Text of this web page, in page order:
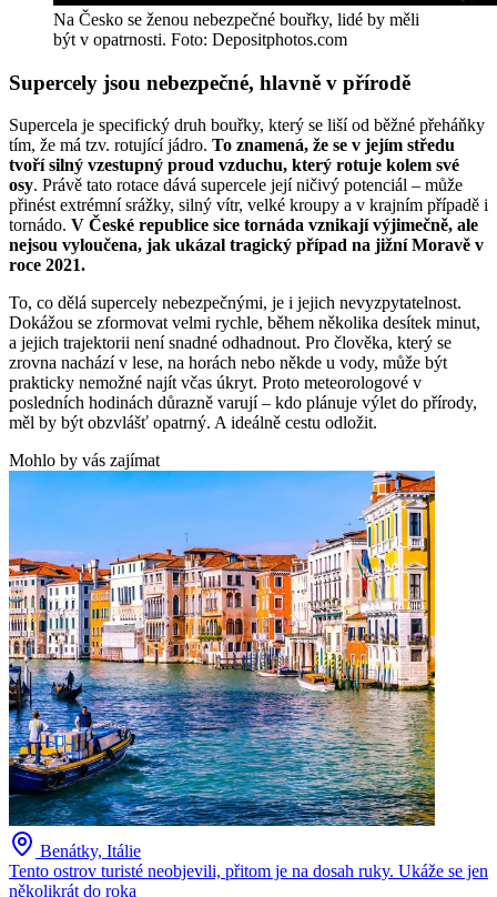
Na Česko se ženou nebezpečné bouřky, lidé by měli
být v opatrnosti. Foto: Depositphotos.com
Supercely jsou nebezpečné, hlavně v přírodě
Supercela je specifický druh bouřky, který se liší od běžné přeháňky
tím, že má tzv. rotující jádro. To znamená, že se v jejím středu
tvoří silný vzestupný proud vzduchu, který rotuje kolem své
osy. Právě tato rotace dává supercele její ničivý potenciál – může
přinést extrémní srážky, silný vítr, velké kroupy a v krajním případě i
tornádo. V České republice sice tornáda vznikají výjimečně, ale
nejsou vyloučena, jak ukázal tragický případ na jižní Moravě v
roce 2021.
To, co dělá supercely nebezpečnými, je i jejich nevyzpytatelnost.
Dokážou se zformovat velmi rychle, během několika desítek minut,
a jejich trajektorii není snadné odhadnout. Pro člověka, který se
zrovna nachází v lese, na horách nebo někde u vody, může být
prakticky nemožné najít včas úkryt. Proto meteorologové v
posledních hodinách důrazně varují – kdo plánuje výlet do přírody,
měl by být obzvlášť opatrný. A ideálně cestu odložit.
Mohlo by vás zajímat
Benátky, Itálie
Tento ostrov turisté neobjevili, přitom je na dosah ruky. Ukáže se jen
několikrát do roka